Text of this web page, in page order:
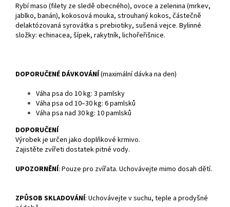
Rybí maso (filety ze sledě obecného), ovoce a zelenina (mrkev,
jablko, banán), kokosová mouka, strouhaný kokos, částečně
delaktózovaná syrovátka s prebiotiky, sušená vejce. Bylinné
složky: echinacea, šípek, rakytník, lichořeřišnice.
DOPORUČENÉ DÁVKOVÁNÍ(maximální dávka na den)
Váha psa do 10 kg: 3 pamlsky
Váha psa od 10–30 kg: 6 pamlsků
Váha psa nad 30 kg: 10 pamlsků
DOPORUČENÍ
Výrobek je určen jako doplňkové krmivo.
Zajistěte zvířeti dostatek pitné vody.
UPOZORNĚNÍ: Pouze pro zvířata. Uchovávejte mimo dosah dětí.
ZPŮSOB SKLADOVÁNÍ: Uchovávejte v suchu, teple a prodyšné